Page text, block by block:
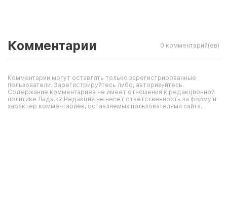
Комментарии 0 комментарий(ев)
Комментарии могут оставлять только зарегистрированные
пользователи. Зарегистрируйтесь либо, авторизуйтесь.
Содержание комментариев не имеет отношения к редакционной
политике Лада.kz.Редакция не несет ответственность за форму и
характер комментариев, оставляемых пользователями сайта.